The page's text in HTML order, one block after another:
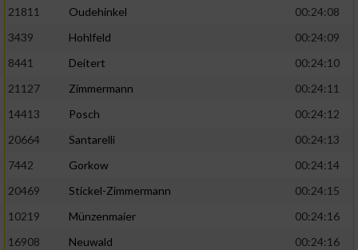
21811 Oudehinkel
00:24:08
3439
Hohlfeld
00:24:09
8441
Deitert
00:24:10
21127
Zimmermann
00:24:11
14413
Posch
00:24:12
20664
Santarelli
00:24:13
7442
Gorkow
00:24:14
20469
Stickel-Zimmermann
00:24:15
10219
Münzenmaier
00:24:16
16908
Neuwald
00:24:16